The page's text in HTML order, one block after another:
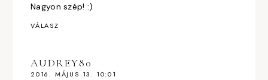
Nagyon szép! :)
VÁLASZ
AUDREY80
2016. MÁJUS 13. 10:01